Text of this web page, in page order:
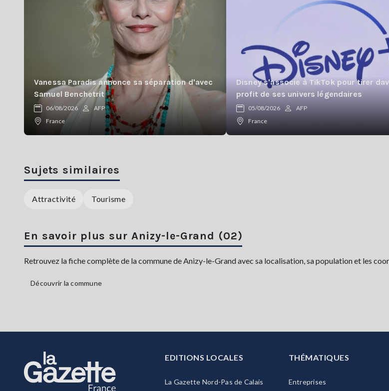
Vanessa Paradis annonce sa séparation d'avec
Samuel Benchetrit
06/08/2026
AFP
France
Disney s'associe à TikTok pour tirer
profit de ses univers légendaires
05/08/2026
AFP
France
Sujets similaires
Attractivité Tourisme
En savoir plus sur Anizy-le-Grand (02)
Retrouvez la fiche complète de la commune de Anizy-le-Grand avec sa localisation, sa population et les
Découvrir la commune
EDITIONS LOCALES
La Gazette Nord-Pas de Calais
THÉMATIQUES
Entreprises